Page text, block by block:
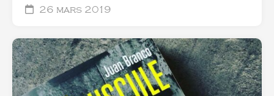
26 mars 2019